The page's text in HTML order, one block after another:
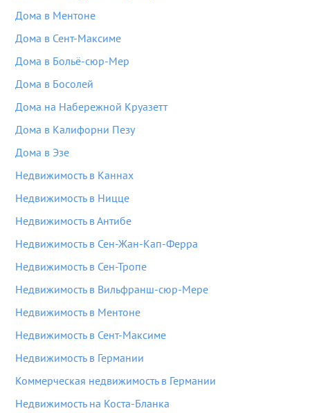
Дома в Ментоне
Дома в Сент-Максиме
Дома в Больё-сюр-Мер
Дома в Босолей
Дома на Набережной Круазетт
Дома в Калифорни Пезу
Дома в Эзе
Недвижимость в Каннах
Недвижимость в Ницце
Недвижимость в Антибе
Недвижимость в Сен-Жан-Кап-Ферра
Недвижимость в Сен-Тропе
Недвижимость в Вильфранш-сюр-Мере
Недвижимость в Ментоне
Недвижимость в Сент-Максиме
Недвижимость в Германии
Коммерческая недвижимость в Германии
Недвижимость на Коста-Бланка